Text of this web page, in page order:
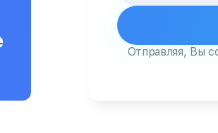
Отправляя, Вы